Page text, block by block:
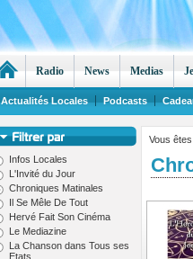
Vous
Infos Locales
L'Invité du Jour
Chroniques Matinales
Il Se Mêle De Tout
Hervé Fait Son Cinéma
Le Mediazine
La Chanson dans Tous ses
Etats
Radio News Medias
Actualités Locales Podcasts